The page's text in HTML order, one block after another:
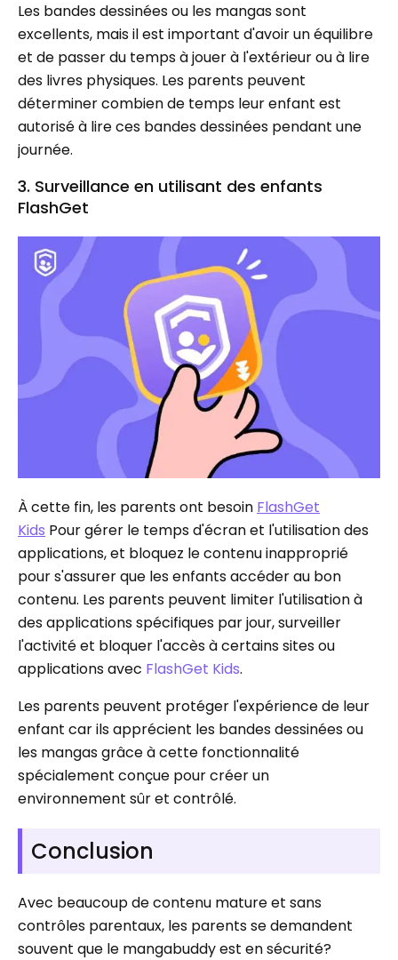
Les bandes dessinées ou les mangas sont
excellents, mais il est important d'avoir un équilibre
et de passer du temps à jouer à l'extérieur ou à lire
des livres physiques. Les parents peuvent
déterminer combien de temps leur enfant est
autorisé à lire ces bandes dessinées pendant une
journée.
3. Surveillance en utilisant des enfants
FlashGet
À cette fin, les parents ont besoin FlashGet
Kids Pour gérer le temps d'écran et l'utilisation des
applications, et bloquez le contenu inapproprié
pour s'assurer que les enfants accéder au bon
contenu. Les parents peuvent limiter l'utilisation à
des applications spécifiques par jour, surveiller
l'activité et bloquer l'accès à certains sites ou
applications avec FlashGet Kids.
Les parents peuvent protéger l'expérience de leur
enfant car ils apprécient les bandes dessinées ou
les mangas grâce à cette fonctionnalité
spécialement conçue pour créer un
environnement sûr et contrôlé.
Conclusion
Avec beaucoup de contenu mature et sans
contrôles parentaux, les parents se demandent
souvent que le mangabuddy est en sécurité?